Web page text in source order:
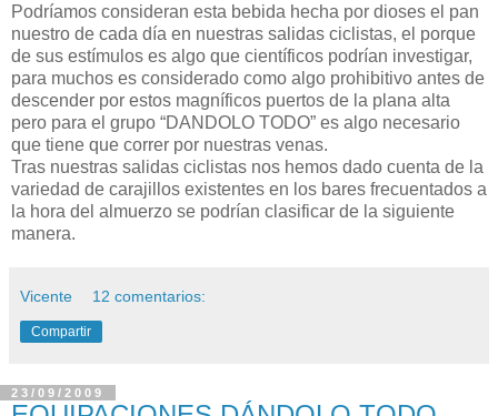
Podríamos consideran esta bebida hecha por dioses el pan
nuestro de cada día en nuestras salidas ciclistas, el porque
de sus estímulos es algo que científicos podrían investigar,
para muchos es considerado como algo prohibitivo antes de
descender por estos magníficos puertos de la plana alta
pero para el grupo “DANDOLO TODO” es algo necesario
que tiene que correr por nuestras venas.
Tras nuestras salidas ciclistas nos hemos dado cuenta de la
variedad de carajillos existentes en los bares frecuentados a
la hora del almuerzo se podrían clasificar de la siguiente
manera.
Vicente 12 comentarios:
Compartir
23/09/2009